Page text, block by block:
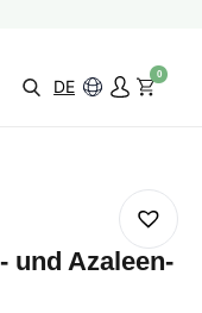
DE
0
und Azaleen-